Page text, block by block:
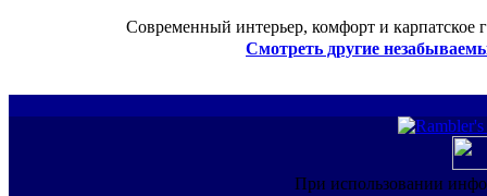
Современный интерьер, комфорт и карпатское
Смотреть другие
При использовании